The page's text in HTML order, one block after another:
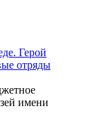
Герой
отряды
имени